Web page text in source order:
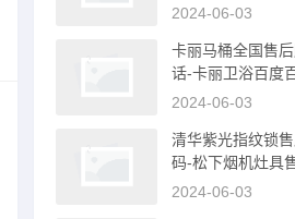
2024-06-03
卡丽马桶全国售
话-卡丽卫浴百度
2024-06-03
清华紫光指纹锁
码-松下烟机灶具
2024-06-03